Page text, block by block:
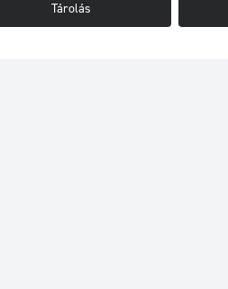
Tárolás